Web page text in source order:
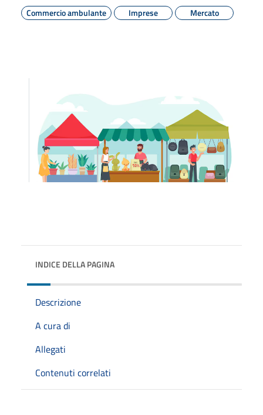
Commercio ambulante
Imprese Mercato
INDICE DELLA PAGINA
Descrizione
A cura di
Allegati
Contenuti correlati